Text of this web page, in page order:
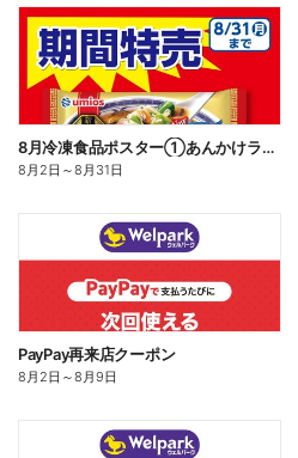
8月冷凍食品ポスター①あんかけラーメン
8月2日 ～8月31日
PayPay再来店クーポン
8月2日 ～8月9日